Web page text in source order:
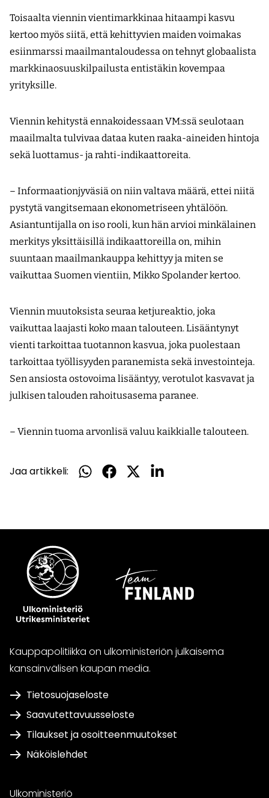
Toisaalta viennin vientimarkkinaa hitaampi kasvu
kertoo myös siitä, että kehittyvien maiden voimakas
esiinmarssi maailmantaloudessa on tehnyt globaalista
markkinaosuuskilpailusta entistäkin kovempaa
yrityksille.
Viennin kehitystä ennakoidessaan VM:ssä seulotaan
maailmalta tulvivaa dataa kuten raaka-aineiden hintoja
sekä luottamus- ja rahti-indikaattoreita.
– Informaationjyväsiä on niin valtava määrä, ettei niitä
pystytä vangitsemaan ekonometriseen yhtälöön.
Asiantuntijalla on iso rooli, kun hän arvioi minkälainen
merkitys yksittäisillä indikaattoreilla on, mihin
suuntaan maailmankauppa kehittyy ja miten se
vaikuttaa Suomen vientiin, Mikko Spolander kertoo.
Viennin muutoksista seuraa ketjureaktio, joka
vaikuttaa laajasti koko maan talouteen. Lisääntynyt
vienti tarkoittaa tuotannon kasvua, joka puolestaan
tarkoittaa työllisyyden paranemista sekä investointeja.
Sen ansiosta ostovoima lisääntyy, verotulot kasvavat ja
julkisen talouden rahoitusasema paranee.
– Viennin tuoma arvonlisä valuu kaikkialle talouteen.
Jaa artikkeli:
Jaa
Jaa
Jaa
Jaa
Kauppapolitiikka on ulkoministeriön julkaisema
kansainvälisen kaupan media.
Tietosuojaseloste
Saavutettavuusseloste
Tilaukset ja osoitteenmuutokset
Näköislehdet
Ulkoministeriö